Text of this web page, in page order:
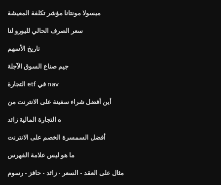
ميسولا مونتانا مؤشر تكلفة المعيشة
سعر الصرف الحالي لليورو لنا
تاريخ الأسهم
جيم صناع السوق الآجلة
التجارة etf في nav
أين أفضل شراء سفينة على الانترنت من
ه التجارة المالية زائد
أفضل السمسرة الخصم على الانترنت
ما هو ليس علامة الفهرس
مثال على العقد - السعر - زائد - حافز - رسوم